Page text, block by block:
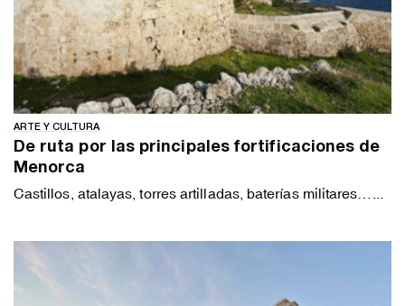
ARTE Y CULTURA
De ruta por las principales fortificaciones de
Menorca
Castillos, atalayas, torres artilladas, baterías militares…...